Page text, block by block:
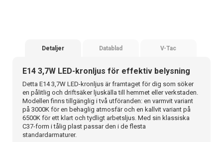
Detaljer Datablad V-Tac
E14 3,7W LED-kronljus för effektiv belysning
Detta E14 3,7W LED-kronljus är framtaget för dig som söker
en pålitlig och driftsäker ljuskälla till hemmet eller verkstaden.
Modellen finns tillgänglig i två utföranden: en varmvit variant
på 3000K för en behaglig atmosfär och en kallvit variant på
6500K för ett klart och tydligt arbetsljus. Med sin klassiska
C37-form i tålig plast passar den i de flesta
standardarmaturer.